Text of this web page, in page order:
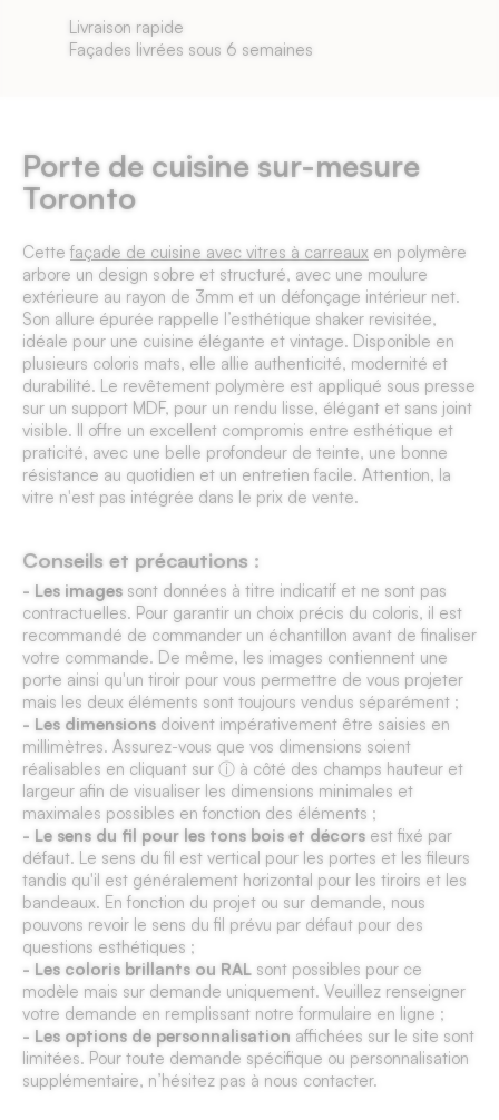
Livraison rapide
Façades livrées sous 6 semaines
Porte de cuisine sur-mesure
Toronto
Cette façade de cuisine avec vitres à carreaux en polymère
arbore un design sobre et structuré, avec une moulure
extérieure au rayon de 3mm et un défonçage intérieur net.
Son allure épurée rappelle l’esthétique shaker revisitée,
idéale pour une cuisine élégante et vintage. Disponible en
plusieurs coloris mats, elle allie authenticité, modernité et
durabilité. Le revêtement polymère est appliqué sous presse
sur un support MDF, pour un rendu lisse, élégant et sans joint
visible. Il offre un excellent compromis entre esthétique et
praticité, avec une belle profondeur de teinte, une bonne
résistance au quotidien et un entretien facile. Attention, la
vitre n'est pas intégrée dans le prix de vente.
Conseils et précautions :
- Les images sont données à titre indicatif et ne sont pas
contractuelles. Pour garantir un choix précis du coloris, il est
recommandé de commander un échantillon avant de finaliser
votre commande. De même, les images contiennent une
porte ainsi qu'un tiroir pour vous permettre de vous projeter
mais les deux éléments sont toujours vendus séparément ;
- Les dimensions doivent impérativement être saisies en
millimètres. Assurez-vous que vos dimensions soient
réalisables en cliquant sur ⓘ à côté des champs hauteur et
largeur afin de visualiser les dimensions minimales et
maximales possibles en fonction des éléments ;
- Le sens du fil pour les tons bois et décors est fixé par
défaut. Le sens du fil est vertical pour les portes et les fileurs
tandis qu'il est généralement horizontal pour les tiroirs et les
bandeaux. En fonction du projet ou sur demande, nous
pouvons revoir le sens du fil prévu par défaut pour des
questions esthétiques ;
- Les coloris brillants ou RAL sont possibles pour ce
modèle mais sur demande uniquement. Veuillez renseigner
votre demande en remplissant notre formulaire en ligne ;
- Les options de personnalisation affichées sur le site sont
limitées. Pour toute demande spécifique ou personnalisation
supplémentaire, n’hésitez pas à nous contacter.